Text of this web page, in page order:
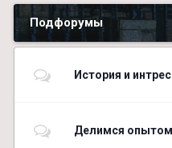
Подфорумы
История и
Делимся опытом